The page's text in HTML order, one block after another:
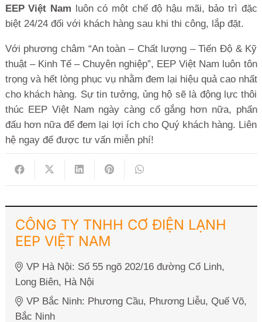
EEP Việt Nam luôn có một chế độ hậu mãi, bảo trì đặc
biệt 24/24 đối với khách hàng sau khi thi công, lắp đặt.
Với phương châm “An toàn – Chất lượng – Tiến Độ & Kỹ
thuật – Kinh Tế – Chuyên nghiệp”, EEP Việt Nam luôn tôn
trọng và hết lòng phục vụ nhằm đem lại hiệu quả cao nhất
cho khách hàng. Sự tin tưởng, ủng hộ sẽ là động lực thôi
thúc EEP Việt Nam ngày càng cố gắng hơn nữa, phấn
đấu hơn nữa để đem lại lợi ích cho Quý khách hàng. Liên
hệ ngay để được tư vấn miễn phí!
CÔNG TY TNHH CƠ ĐIỆN LẠNH
EEP VIỆT NAM
VP Hà Nội: Số 55 ngõ 202/16 đường Cổ Linh,
Long Biên, Hà Nội
VP Bắc Ninh: Phương Cầu, Phương Liễu, Quế Võ,
Bắc Ninh